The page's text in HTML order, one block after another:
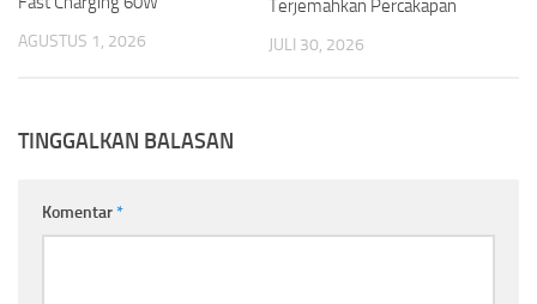
AGUSTUS 1, 2026
Terjemahkan Percakapan
JULI 30, 2026
TINGGALKAN BALASAN
Komentar*